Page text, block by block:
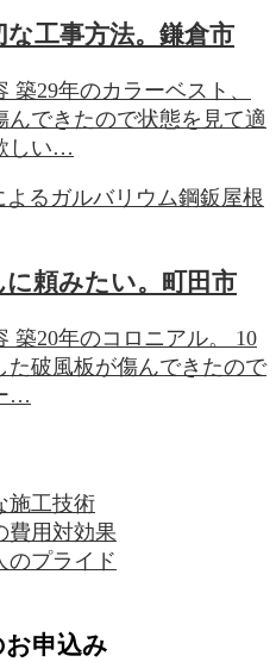
工事方法。鎌倉市
29年のカラーベスト、
んできたので状態を見て適
しい…
頼みたい。町田市
築20年のコロニアル。 10
破風板が傷んできたので
…
施工技術
費用対効果
のプライド
申込み